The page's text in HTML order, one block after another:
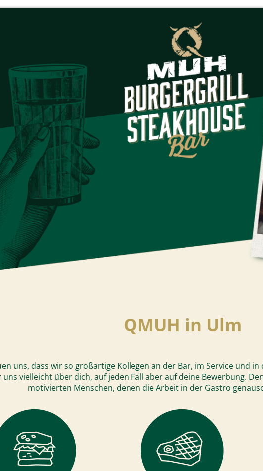
QMUH in Ulm
uns, dass wir so großartige Kollegen an der Bar, im Service und
vielleicht über dich, auf jeden Fall aber auf deine Bewerbung.
motivierten Menschen, denen die Arbeit in der Gastro